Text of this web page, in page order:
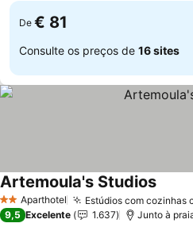
De € 81
Consulte os preços de 16 sites
2 EstrelasAparthotel Estúdios com cozinhas
Artemoula's Studios
9,5 Excelente 1.637 Junto à